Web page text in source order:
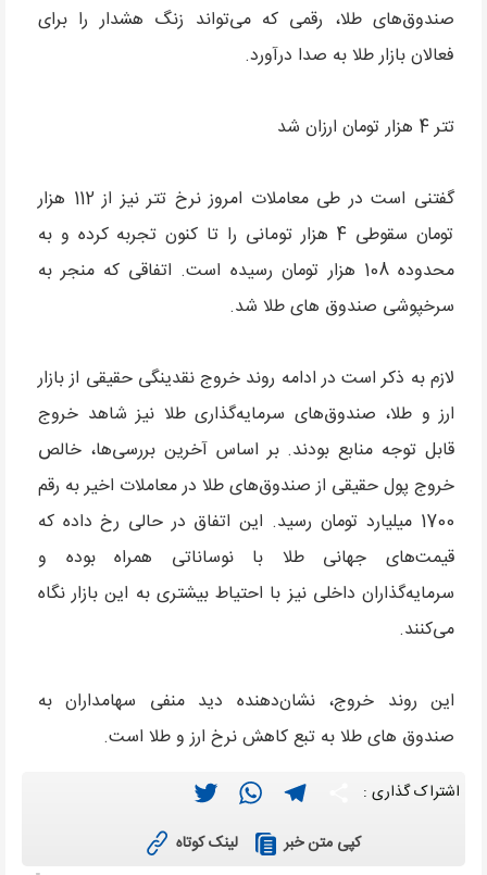
صندوق‌های طلا، رقمی که می‌تواند زنگ هشدار را برای
فعالان بازار طلا به صدا درآورد.
تتر 4 هزار تومان ارزان شد
گفتنی است در طی معاملات امروز نرخ تتر نیز از 112 هزار
تومان سقوطی 4 هزار تومانی را تا کنون تجربه کرده و به
محدوده 108 هزار تومان رسیده است. اتفاقی که منجر به
سرخپوشی صندوق های طلا شد.
لازم به ذکر است در ادامه روند خروج نقدینگی حقیقی از بازار
ارز و طلا، صندوق‌های سرمایه‌گذاری طلا نیز شاهد خروج
قابل توجه منابع بودند. بر اساس آخرین بررسی‌ها، خالص
خروج پول حقیقی از صندوق‌های طلا در معاملات اخیر به رقم
1700 میلیارد تومان رسید. این اتفاق در حالی رخ داده که
قیمت‌های جهانی طلا با نوساناتی همراه بوده و
سرمایه‌گذاران داخلی نیز با احتیاط بیشتری به این بازار نگاه
می‌کنند.
این روند خروج، نشان‌دهنده دید منفی سهامداران به
صندوق های طلا به تبع کاهش نرخ ارز و طلا است.
اشتراک گذاری : Twitter
WhatsAppTelegram
کپی متن خبر لینک کوتاه